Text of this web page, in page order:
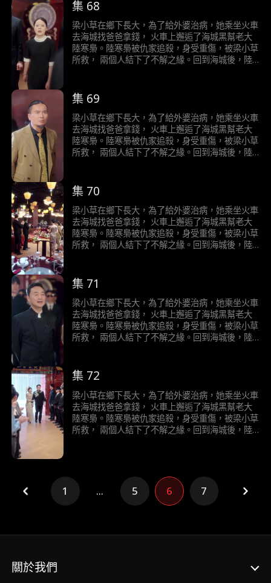
集 68
梁小草在鄉下長大，為了給外婆治病，她乘坐火車
去海城找爸爸拿錢， 火車上邂逅了海城黑幫老大
陸寒梟。陸寒梟被仇家追殺，身受重傷，被梁小草
所救， 兩個人結下了不解之緣。回到海城後，陸
集 69
梁小草在鄉下長大，為了給外婆治病，她乘坐火車
去海城找爸爸拿錢， 火車上邂逅了海城黑幫老大
陸寒梟。陸寒梟被仇家追殺，身受重傷，被梁小草
所救， 兩個人結下了不解之緣。回到海城後，陸
集 70
梁小草在鄉下長大，為了給外婆治病，她乘坐火車
去海城找爸爸拿錢， 火車上邂逅了海城黑幫老大
陸寒梟。陸寒梟被仇家追殺，身受重傷，被梁小草
所救， 兩個人結下了不解之緣。回到海城後，陸
集 71
梁小草在鄉下長大，為了給外婆治病，她乘坐火車
去海城找爸爸拿錢， 火車上邂逅了海城黑幫老大
陸寒梟。陸寒梟被仇家追殺，身受重傷，被梁小草
所救， 兩個人結下了不解之緣。回到海城後，陸
集 72
梁小草在鄉下長大，為了給外婆治病，她乘坐火車
去海城找爸爸拿錢， 火車上邂逅了海城黑幫老大
陸寒梟。陸寒梟被仇家追殺，身受重傷，被梁小草
所救， 兩個人結下了不解之緣。回到海城後，陸
1 ... 5 6 7
關於我們